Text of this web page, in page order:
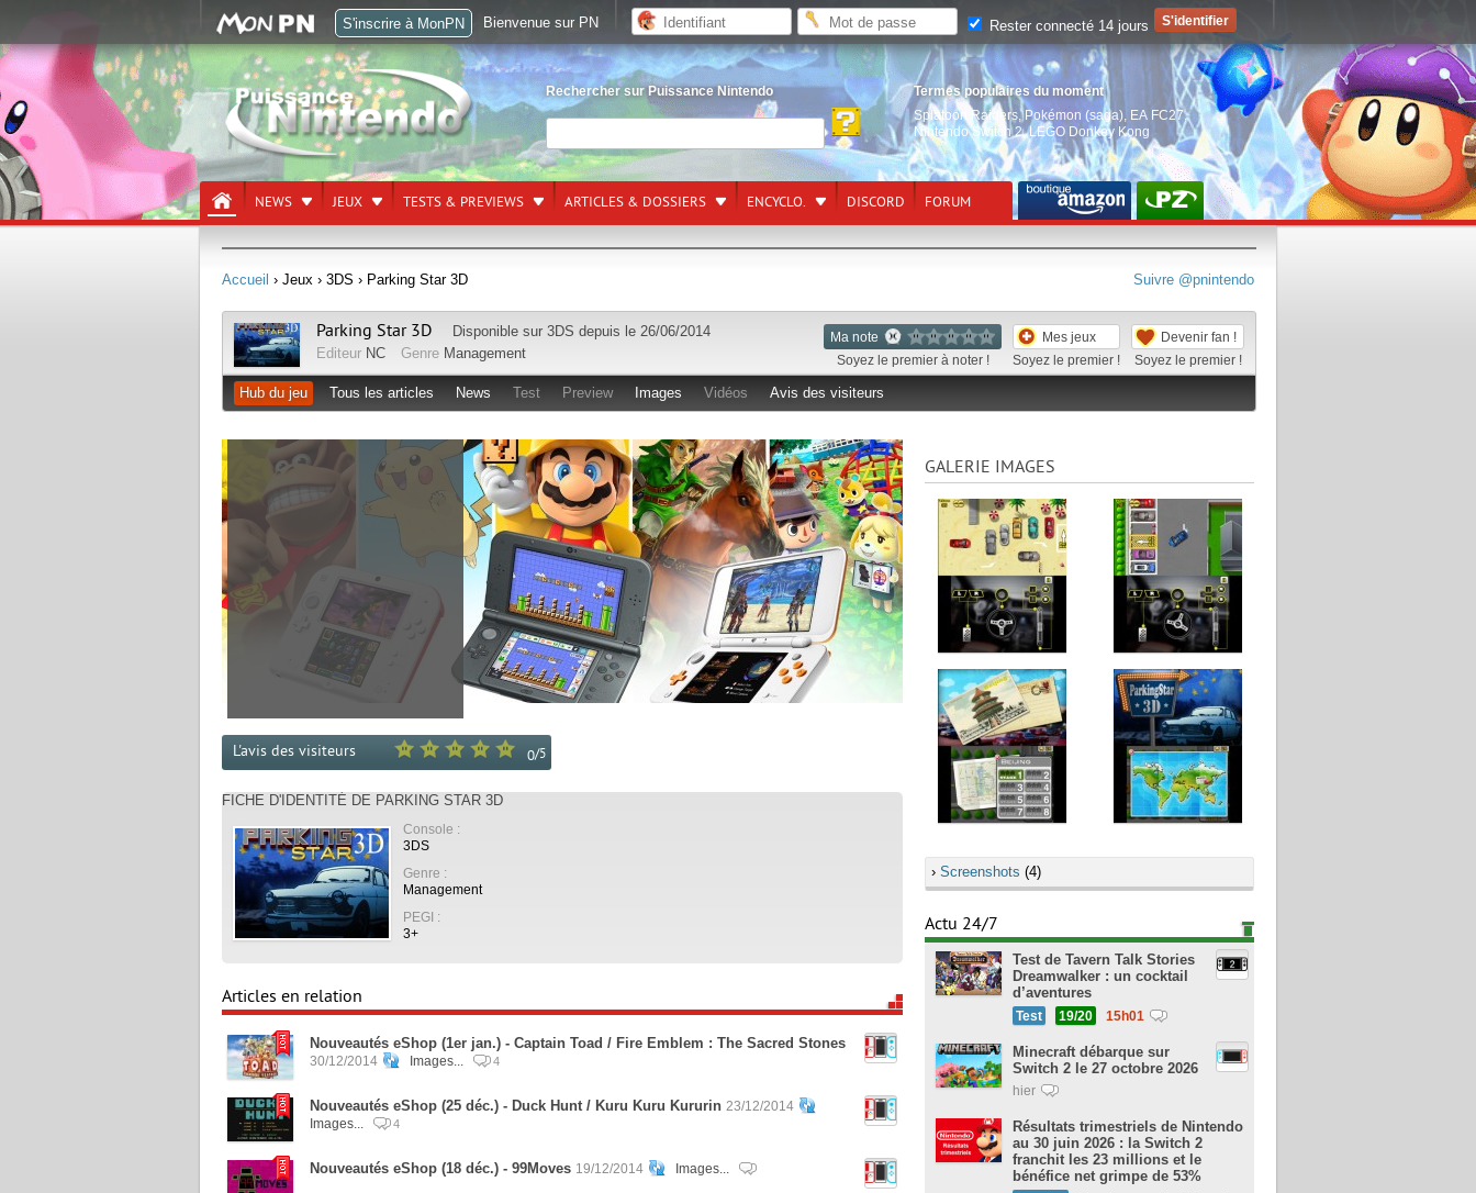
Rechercher sur Puissance Nintendo
Termes populaires du moment
Splatoon Raiders, Pokémon (saga) EA FC27,
Nintendo Switch 2,LEGO Donkey Kong
NEWS JEUX TESTS & PREVIEWS ARTICLES & DOSSIERS ENCYCLO. DISCORD FORUM
Suivre @pnintendo
Accueil › Jeux › 3DS › Parking Star 3D
Ma note
Soyez le premier à noter !
Mes jeux
Soyez le premier !
Devenir fan !
Soyez le premier !
Parking Star 3D Disponible sur 3DS depuis le 26/06/2014
Editeur NC Genre Management
Hub du jeu Tous les articles News Test Preview Images Vidéos Avis des visiteurs
0/5
L'avis des visiteurs
FICHE D'IDENTITÉ DE PARKING STAR 3D
Console :
3DS
Genre :
Management
PEGI :
3+
Articles en relation
Nouveautés eShop (1er jan.) - Captain Toad / Fire Emblem : The Sacred Stones
30/12/2014 Images... 4
Nouveautés eShop (25 déc.) - Duck Hunt / Kuru Kuru Kururin 23/12/2014
Images...
4
Nouveautés eShop (18 déc.) - 99Moves 19/12/2014 Images...
GALERIE IMAGES
› Screenshots (4)
Actu 24/7
Test de Tavern Talk Stories
Dreamwalker : un cocktail
d’aventures
Test 19/20 15h01
Minecraft débarque sur
Switch 2 le 27 octobre 2026
hier
Résultats trimestriels de Nintendo
au 30 juin 2026 : la Switch 2
franchit les 23 millions et le
bénéfice net grimpe de 53%
S'inscrire à MonPN Bienvenue sur PN Rester connecté 14 jours